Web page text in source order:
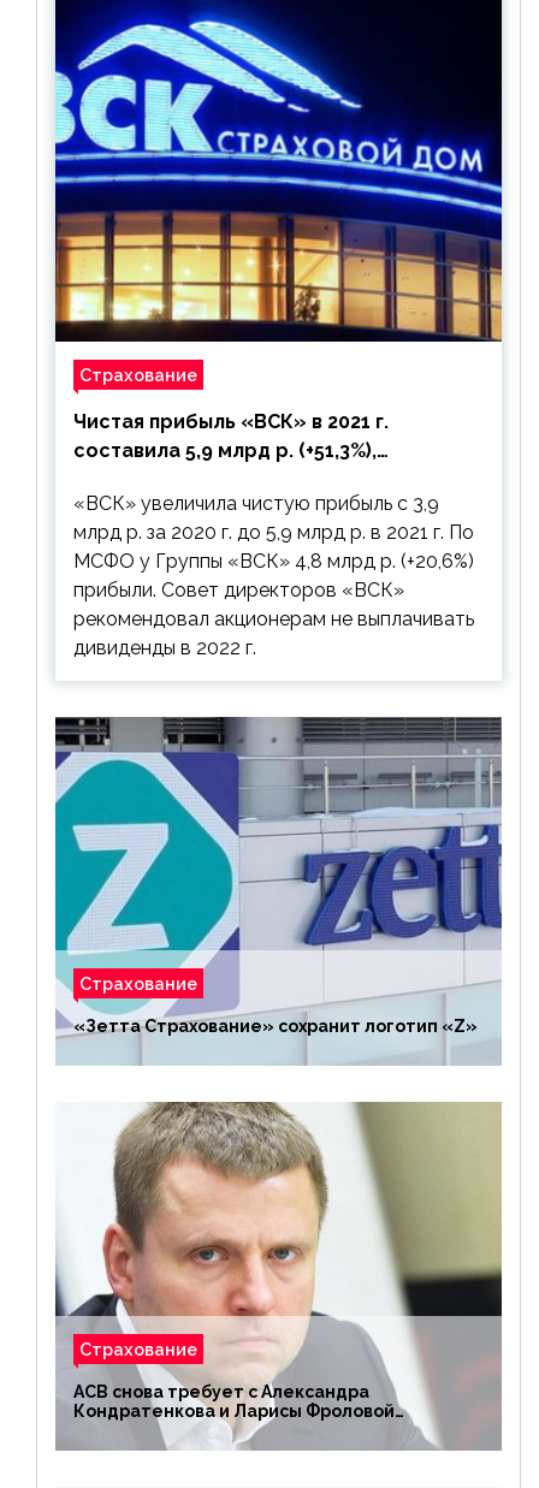
Страхование
Чистая прибыль «ВСК» в 2021 г.
составила 5,9 млрд р. (+51,3%),
выплачивать
«ВСК» увеличила чистую прибыль с 3,9
млрд р. за 2020 г. до 5,9 млрд р. в 2021 г. По
МСФО у Группы «ВСК» 4,8 млрд р. (+20,6%)
прибыли. Совет директоров «ВСК»
рекомендовал акционерам не выплачивать
дивиденды в 2022 г.
Страхование
«Зетта Страхование» сохранит логотип «Z»
Страхование
АСВ снова требует с Александра
Кондратенкова и Ларисы Фроловой
возмещения убытков на 1,5 млрд р.